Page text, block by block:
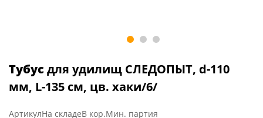
Тубус для удилищ СЛЕДОПЫТ, d-110
мм, L-135 см, цв. хаки/6/
АртикулНа складеВ кор.Мин. партия